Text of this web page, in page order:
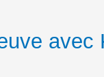
avec